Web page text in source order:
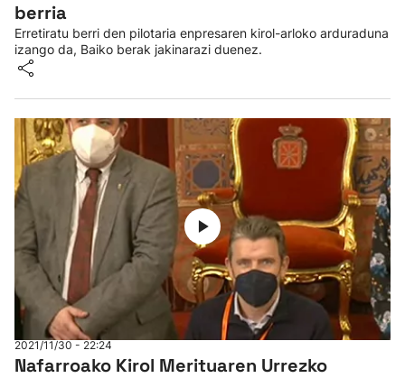
berria
Erretiratu berri den pilotaria enpresaren kirol-arloko arduraduna
izango da, Baiko berak jakinarazi duenez.
2021/11/30 - 22:24
Nafarroako Kirol Merituaren Urrezko